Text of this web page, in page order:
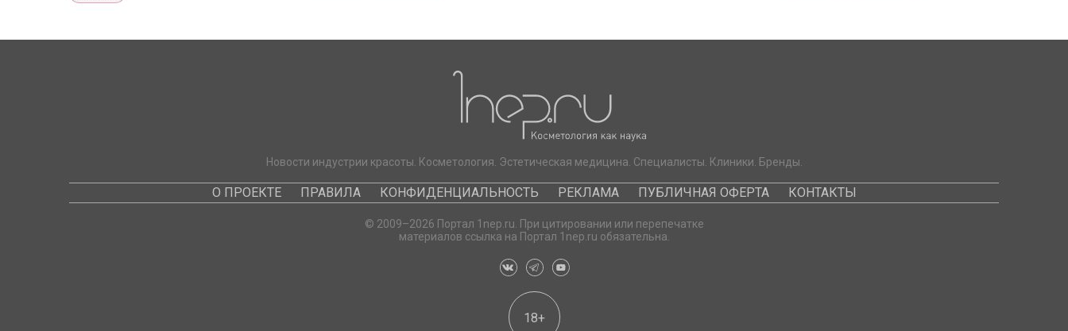
Новости индустрии красоты. Косметология. Эстетическая медицина. Специалисты. Клиники. Бренды.
О ПРОЕКТЕ ПРАВИЛА КОНФИДЕНЦИАЛЬНОСТЬ РЕКЛАМА ПУБЛИЧНАЯ ОФЕРТА КОНТАКТЫ
© 2009–2026 Портал 1nep.ru. При цитировании или перепечатке
материалов ссылка на Портал 1nep.ru обязательна.
18+